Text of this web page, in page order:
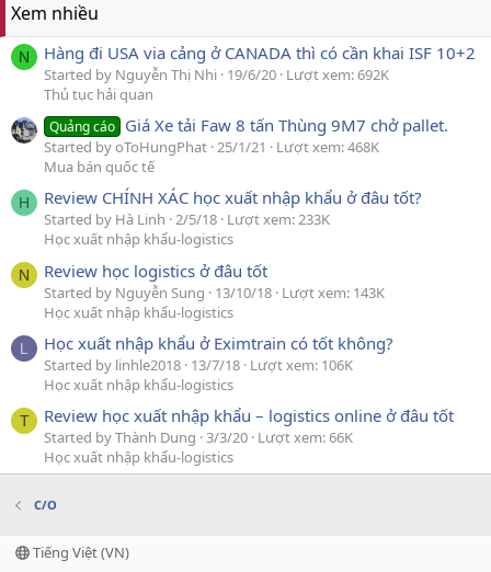
Xem nhiều
N Hàng đi USA via cảng ở CANADA thì có cần khai ISF 10+2
Started by Nguyễn Thị Nhi 19/6/20 Lượt xem: 692K
Thủ tục hải quan
Quảng cáo Giá Xe tải Faw 8 tấn Thùng 9M7 chở pallet.
Started by oToHungPhat 25/1/21
Lượt xem: 468K
Mua bán quốc tế
H Review CHÍNH XÁC học xuất nhập khẩu ở đâu tốt?
Started by Hà Linh 2/5/18 Lượt xem: 233K
Học xuất nhập khẩu-logistics
N Review học logistics ở đâu tốt
Started by Nguyễn Sung 13/10/18 Lượt xem: 143K
Học xuất nhập khẩu-logistics
L Học xuất nhập khẩu ở Eximtrain có tốt không?
Started by linhle2018 13/7/18 Lượt xem: 106K
Học xuất nhập khẩu-logistics
T Review học xuất nhập khẩu – logistics online ở đâu tốt
Started by Thành Dung 3/3/20 Lượt xem: 66K
Học xuất nhập khẩu-logistics
C/O
Tiếng Việt (VN)